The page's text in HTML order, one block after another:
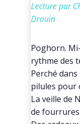
Lecture par
Drouin
Poghorn.
rythme des
Perché
pilules pour
La veille de
de fourrures